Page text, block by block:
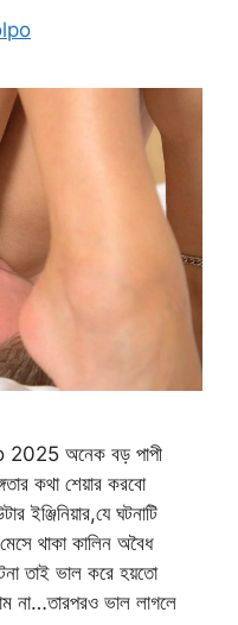
অনেক বড় পাপী
কথা শেয়ার করবো
ঘটনাটি
থাকা কালিন অবৈধ
তাই ভাল করে হয়তো
না…তারপরও ভাল লাগলে